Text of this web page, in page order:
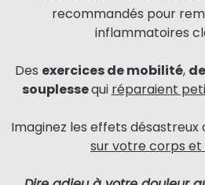
recommandés pour
inflammatoires
Des exercices de mobilité,
souplessequi réparaient
Imaginez les effets désastreux
sur votre corps et